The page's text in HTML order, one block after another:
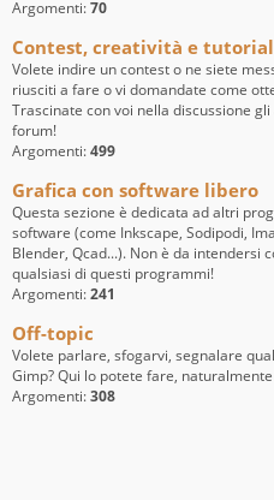
Argomenti:70
Contest, creatività e tutorial
Volete indire un contest o ne siete
riusciti a fare o vi domandate come
Trascinate con voi nella discussione
forum!
Argomenti:499
Grafica con software libero
Questa sezione è dedicata ad altri
software (come Inkscape, Sodipodi,
Blender, Qcad...). Non è da intendersi
qualsiasi di questi programmi!
Argomenti:241
Off-topic
Volete parlare, sfogarvi, segnalare
Gimp? Qui lo potete fare,
Argomenti:308